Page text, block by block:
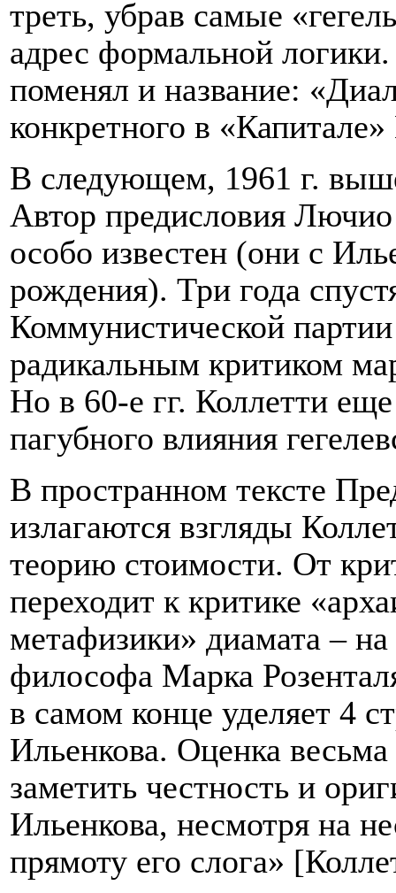
треть, убрав самые
адрес формальной
поменял и название:
конкретного в
В следующем, 1961 г.
Автор предисловия
особо известен (они с
рождения). Три года
Коммунистической
радикальным критиком
Но в 60-е гг. Коллетти
пагубного влияния
В пространном тексте
излагаются взгляды
теорию стоимости. От
переходит к критике
метафизики» диамата –
философа Марка
в самом конце уделяет 4
Ильенкова. Оценка
заметить честность и
Ильенкова, несмотря на
прямоту его слога»